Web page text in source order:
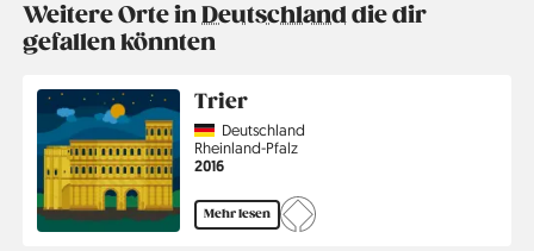
Weitere Orte inDeutschlanddie dir
gefallen könnten
Trier
CountryDeutschland
Region
Rheinland-Pfalz
Jahr
2016
Mehr lesen